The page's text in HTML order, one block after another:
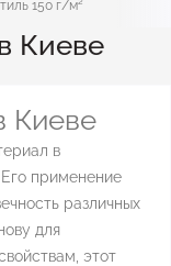
150 г/м²
Киеве
Киеве
в
применение
различных
для
этот